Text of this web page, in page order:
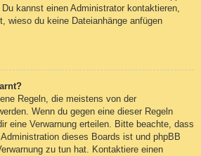
kannst einen Administrator kontaktieren,
wieso du keine Dateianhänge anfügen
Regeln, die meistens von der
Wenn du gegen eine dieser Regeln
eine Verwarnung erteilen. Bitte beachte, dass
dieses Boards ist und phpBB
zu tun hat. Kontaktiere einen